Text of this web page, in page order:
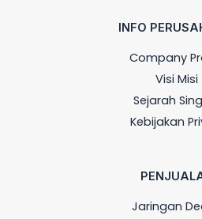
INFO
Company
Visi Misi
Sejarah
Kebijakan
Jaringan